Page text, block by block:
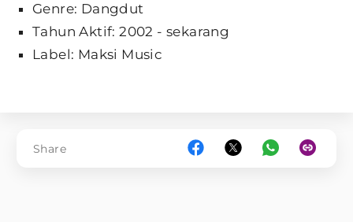
Genre: Dangdut
Tahun Aktif: 2002 - sekarang
Label: Maksi Music
Share